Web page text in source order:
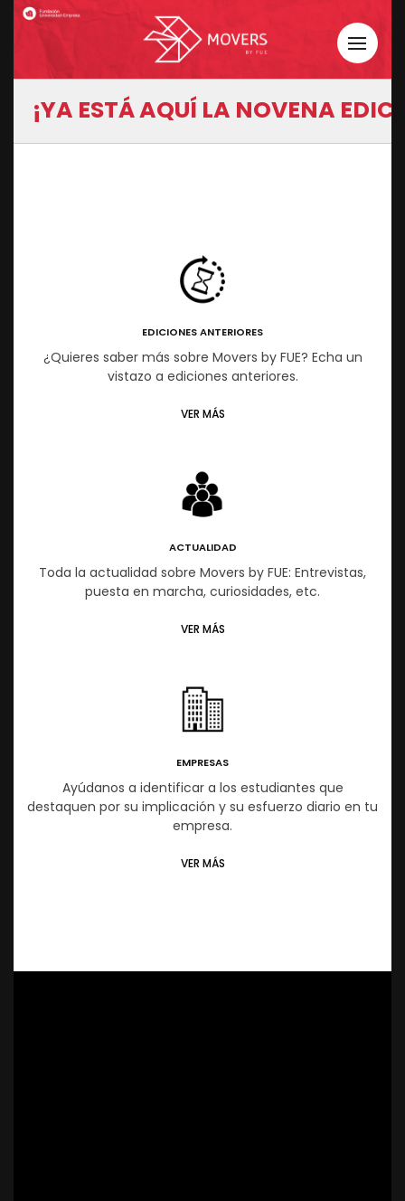
¡YA ESTÁ AQUÍ LA NOVENA
EDICIONES ANTERIORES
¿Quieres saber más sobre Movers by FUE? Echa un
vistazo a ediciones anteriores.
VER MÁS
ACTUALIDAD
Toda la actualidad sobre Movers by FUE: Entrevistas,
puesta en marcha, curiosidades, etc.
VER MÁS
EMPRESAS
Ayúdanos a identificar a los estudiantes que
destaquen por su implicación y su esfuerzo diario en tu
empresa.
VER MÁS